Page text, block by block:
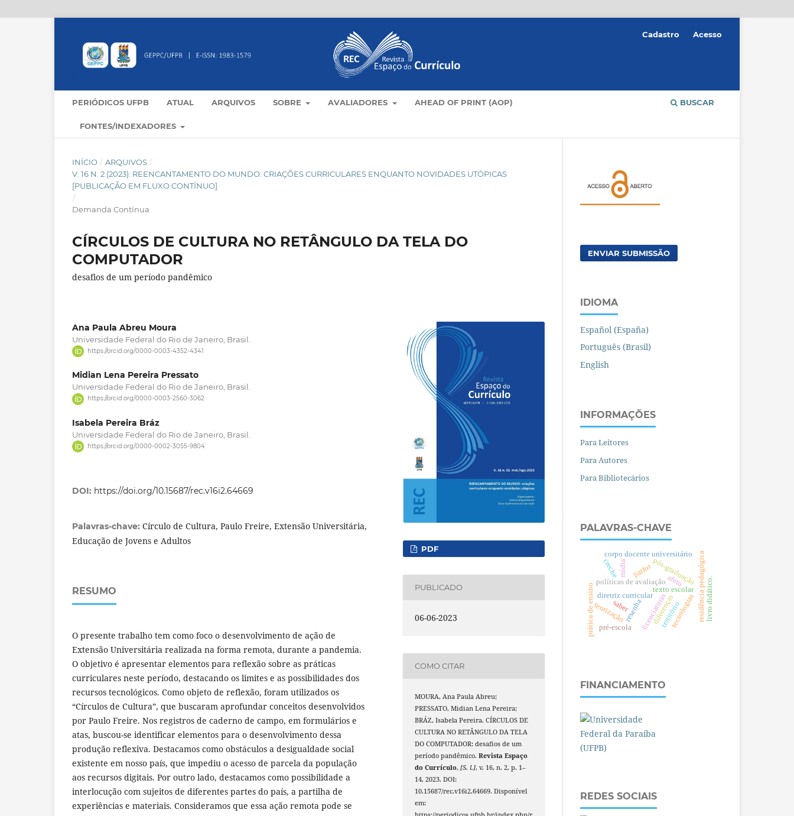
PERIÓDICOS UFPB ATUAL ARQUIVOS SOBRE AVALIADORES AHEAD OF PRINT (AOP)
FONTES/INDEXADORES
BUSCAR
Cadastro Acesso
INÍCIO / ARQUIVOS /
V. 16 N. 2 (2023): REENCANTAMENTO DO MUNDO: CRIAÇÕES CURRICULARES ENQUANTO NOVIDADES UTÓPICAS
[PUBLICAÇÃO EM FLUXO CONTÍNUO]
/
Demanda Contínua
CÍRCULOS DE CULTURA NO RETÂNGULO DA TELA DO
COMPUTADOR
desafios de um período pandêmico
Ana Paula Abreu Moura
Universidade Federal do Rio de Janeiro, Brasil.
https://orcid.org/0000-0003-4352-4341
Midian Lena Pereira Pressato
Universidade Federal do Rio de Janeiro, Brasil.
https://orcid.org/0000-0003-2560-3062
Isabela Pereira Bráz
Universidade Federal do Rio de Janeiro, Brasil.
https://orcid.org/0000-0002-3055-9804
DOI: https://doi.org/10.15687/rec.v16i2.64669
Palavras-chave: Círculo de Cultura, Paulo Freire, Extensão Universitária,
Educação de Jovens e Adultos
RESUMO
O presente trabalho tem como foco o desenvolvimento de ação de
Extensão Universitária realizada na forma remota, durante a pandemia.
O objetivo é apresentar elementos para reflexão sobre as práticas
curriculares neste período, destacando os limites e as possibilidades dos
recursos tecnológicos. Como objeto de reflexão, foram utilizados os
“Círculos de Cultura”, que buscaram aprofundar conceitos desenvolvidos
por Paulo Freire. Nos registros de caderno de campo, em formulários e
atas, buscou-se identificar elementos para o desenvolvimento dessa
produção reflexiva. Destacamos como obstáculos a desigualdade social
existente em nosso país, que impediu o acesso de parcela da população
aos recursos digitais. Por outro lado, destacamos como possibilidade a
interlocução com sujeitos de diferentes partes do país, a partilha de
experiências e materiais. Consideramos que essa ação remota pode se
PDF
PUBLICADO
06-06-2023
COMO CITAR
MOURA, Ana Paula Abreu;
PRESSATO, Midian Lena Pereira;
BRÁZ, Isabela Pereira. CÍRCULOS DE
CULTURA NO RETÂNGULO DA TELA
DO COMPUTADOR: desafios de um
período pandêmico.Revista Espaço
do Currículo,[S. l.], v. 16, n. 2, p. 1–
14, 2023. DOI:
10.15687/rec.v16i2.64669. Disponível
em:
ENVIAR SUBMISSÃO
IDIOMA
Español (España)
Português (Brasil)
English
INFORMAÇÕES
Para Leitores
Para Autores
Para Bibliotecários
PALAVRAS-CHAVE
resenha território
diretriz curricular
prática de ensino texto escolar
políticas de avaliaçãopós-graduação
saber
corpo docente universitário
mídia residência pedagógicalivro didático.
licenciaturas
parfor
pré-escola
creche
tecnologias
teorização diferenças
afeto
FINANCIAMENTO
REDES SOCIAIS